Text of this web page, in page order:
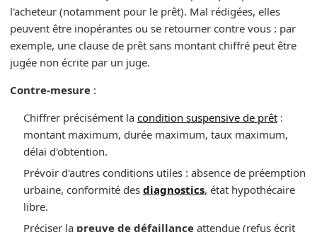
l'acheteur (notamment pour le prêt). Mal rédigées, elles
peuvent être inopérantes ou se retourner contre vous : par
exemple, une clause de prêt sans montant chiffré peut être
jugée non écrite par un juge.
Contre-mesure :
Chiffrer précisément la condition suspensive de prêt:
montant maximum, durée maximum, taux maximum,
délai d'obtention.
Prévoir d'autres conditions utiles : absence de préemption
urbaine, conformité des diagnostics, état hypothécaire
libre.
Préciser la preuve de défaillanceattendue (refus écrit